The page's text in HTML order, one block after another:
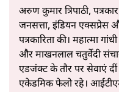
अरुण कुमार त्रिपाठी,
जनसत्ता, इंडियन एक्सप्रेस
पत्रकारिता की। महात्मा गांधी
और माखनलाल चतुर्वेदी
एडजंक्ट के तौर पर सेवाएं
एकेडमिक फेलो रहे। आईटीएम